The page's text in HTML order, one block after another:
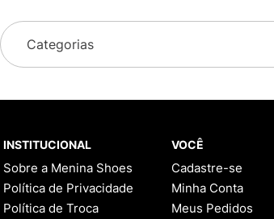
Categorias
INSTITUCIONAL
Sobre a Menina Shoes
Política de Privacidade
Política de Troca
VOCÊ
Cadastre-se
Minha Conta
Meus Pedidos